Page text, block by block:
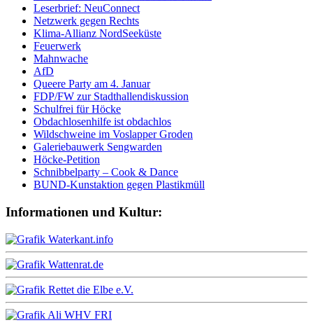
Leserbrief: NeuConnect
Netzwerk gegen Rechts
Klima-Allianz NordSeeküste
Feuerwerk
Mahnwache
AfD
Queere Party am 4. Januar
FDP/FW zur Stadthallendiskussion
Schulfrei für Höcke
Obdachlosenhilfe ist obdachlos
Wildschweine im Voslapper Groden
Galeriebauwerk Sengwarden
Höcke-Petition
Schnibbelparty – Cook & Dance
BUND-Kunstaktion gegen Plastikmüll
Informationen und Kultur: